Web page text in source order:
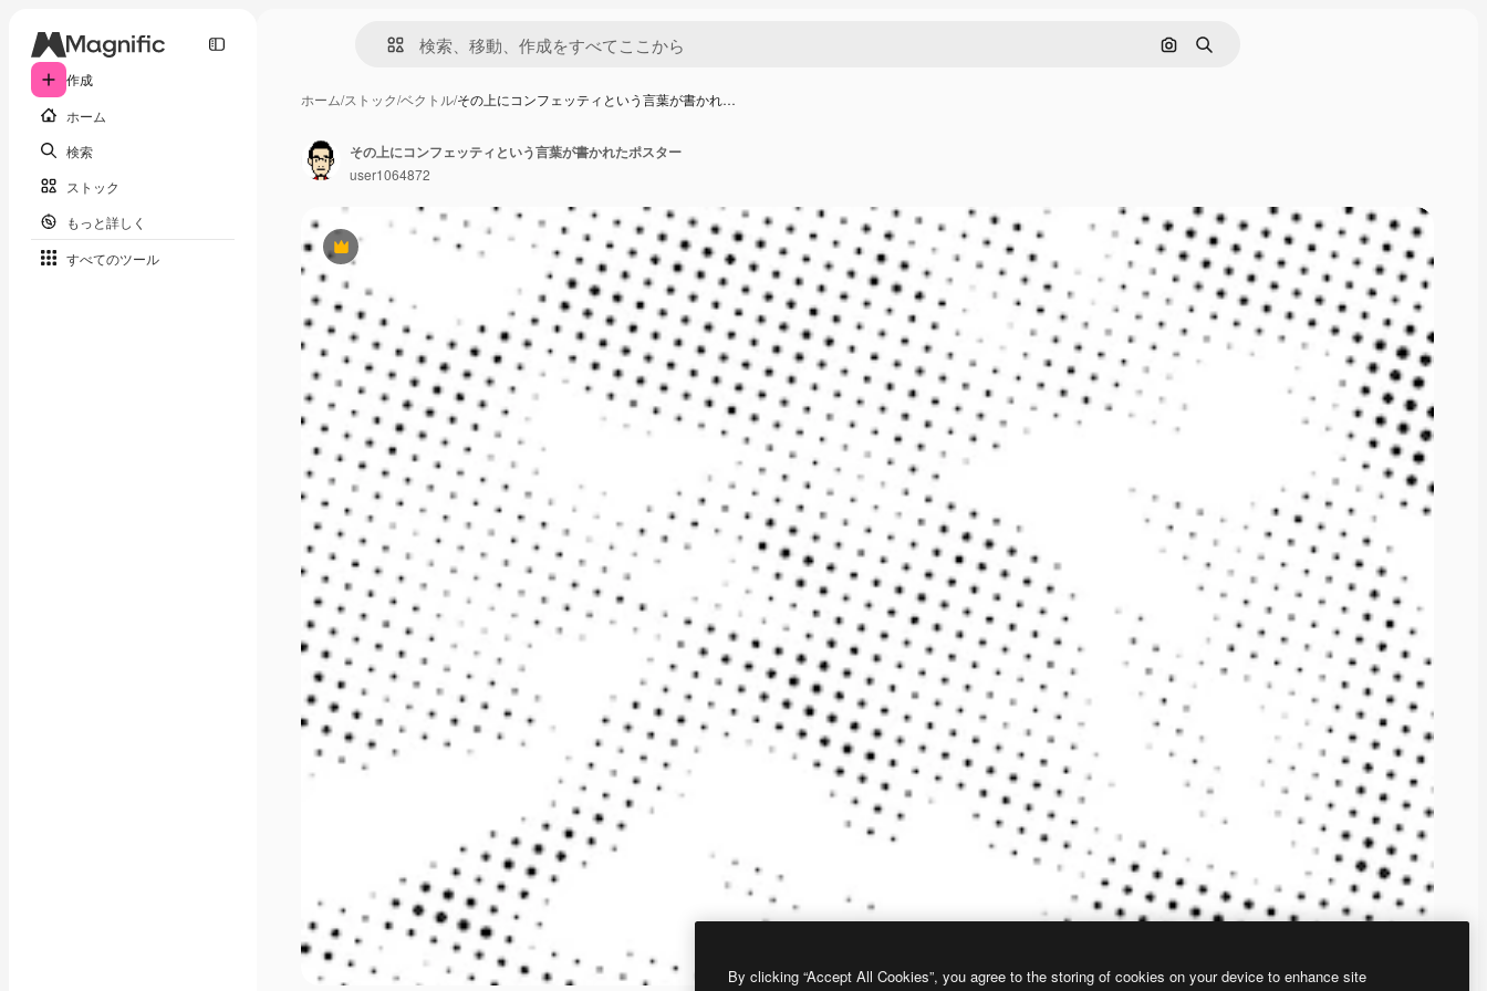
作成
ホーム
検索
ストック
もっと詳しく
すべてのツール
画像で検索
検索
ホーム/ストック/ベクトル/その上にコンフェッティという言葉が書かれ…
Premium
その上にコンフェッティという言葉が書かれたポスター
user1064872
By clicking “Accept All Cookies”, you agree to the storing of cookies on your device to enhance site